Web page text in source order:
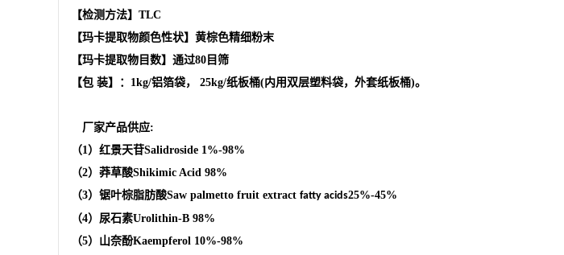
【检测方法】TLC
【玛卡提取物颜色性状】黄棕色精细粉末
【玛卡提取物目数】通过80目筛
【包 装】：1kg/铝箔袋， 25kg/纸板桶(内用双层塑料袋，外套纸板桶)。
厂家产品供应:
（1）红景天苷Salidroside 1%-98%
（2）莽草酸Shikimic Acid 98%
（3）锯叶棕脂肪酸Saw palmetto fruit extract fatty acids25%-45%
（4） 尿石素Urolithin-B 98%
（5）山奈酚Kaempferol 10%-98%